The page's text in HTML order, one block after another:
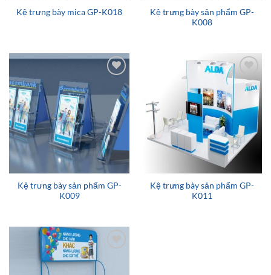
Kệ trưng bày mica GP-K018
Kệ trưng bày sản phẩm GP-
K008
wishlist
Kệ trưng bày sản phẩm GP-
K009
Add to
wishlist
Kệ trưng bày sản phẩm GP-
K011
wishlist